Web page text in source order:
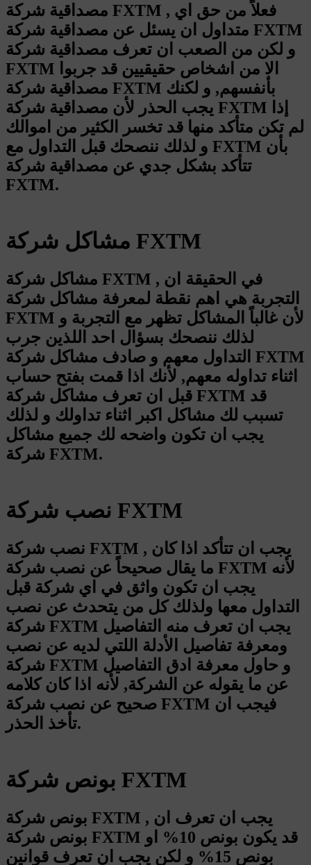
مصداقية شركة FXTM , فعلاً من حق اي
متداول ان يسئل عن مصداقية شركة FXTM
و لكن من الصعب ان تعرف مصداقية شركة
FXTM الا من اشخاص حقيقيين قد جربوا
مصداقية شركة FXTM بأنفسهم, و لكنك
يجب الحذر لأن مصداقية شركة FXTM إذا
لم تكن متأكد منها قد تخسر الكثير من اموالك
و لذلك ننصحك قبل التداول مع FXTM بأن
تتأكد بشكل جدي عن مصداقية شركة
FXTM.
مشاكل شركة FXTM
مشاكل شركة FXTM , في الحقيقة ان
التجربة هي اهم نقطة لمعرفة مشاكل شركة
FXTM لأن غالباً المشاكل تظهر مع التجربة و
لذلك ننصحك بسؤال احد اللذين جرب
التداول معهم و صادف مشاكل شركة FXTM
اثناء تداوله معهم, لأنك اذا قمت بفتح حساب
قبل ان تعرف مشاكل شركة FXTM قد
تسبب لك مشاكل اكبر اثناء تداولك و لذلك
يجب ان تكون واضحه لك جميع مشاكل
شركة FXTM.
نصب شركة FXTM
نصب شركة FXTM , يجب ان تتأكد اذا كان
ما يقال صحيحاً عن نصب شركة FXTM لأنه
يجب ان تكون واثق في اي شركة قبل
التداول معها ولذلك كل من يتحدث عن نصب
شركة FXTM يجب ان تعرف منه التفاصيل
ومعرفة تفاصيل الأدلة اللتي لديه عن نصب
شركة FXTM و حاول معرفة ادق التفاصيل
عن ما يقوله عن الشركة, لأنه اذا كان كلامه
صحيح عن نصب شركة FXTM فيجب ان
تأخذ الحذر.
بونص شركة FXTM
بونص شركة FXTM , يجب ان تعرف ان
بونص شركة FXTM قد يكون بونص 10% او
بونص 15% و لكن يجب ان تعرف قوانين